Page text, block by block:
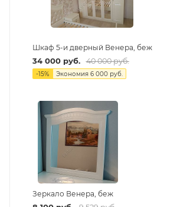
Шкаф 5-и дверный Венера, беж
34 000руб. 40 000руб.
-15% Экономия 6 000руб.
Зеркало Венера, беж